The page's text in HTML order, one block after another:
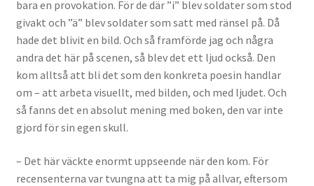
bara en provokation. För de där ”i” blev soldater som stod
givakt och ”ä” blev soldater som satt med ränsel på. Då
hade det blivit en bild. Och så framförde jag och några
andra det här på scenen, så blev det ett ljud också. Den
kom alltså att bli det som den konkreta poesin handlar
om – att arbeta visuellt, med bilden, och med ljudet. Och
så fanns det en absolut mening med boken, den var inte
gjord för sin egen skull.
– Det här väckte enormt uppseende när den kom. För
recensenterna var tvungna att ta mig på allvar, eftersom